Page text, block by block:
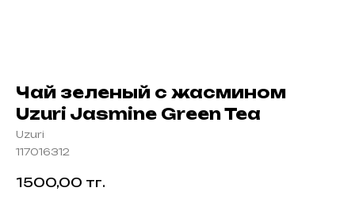
Чай зеленый с жасмином
Uzuri Jasmine Green Tea
Uzuri
117016312
1500,00 тг.